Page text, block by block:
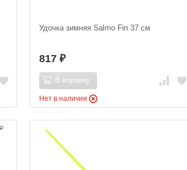
Удочка зимняя Salmo Fin 37 см
817 ₽
В корзину
Нет в наличии